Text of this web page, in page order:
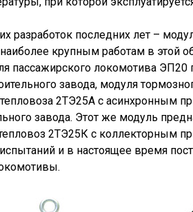
разработок последних лет –
крупным работам в этой
пассажирского локомотива ЭП20
завода, модуля
2ТЭ25А с асинхронным
завода. Этот же модуль
2ТЭ25К с коллекторным
и в настоящее время